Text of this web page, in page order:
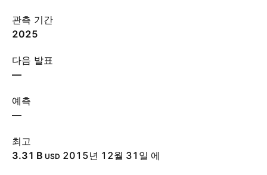
관측 기간
2025
다음 발표
—
예측
—
최고
‪3.31 B‬ USD 2015년 12월 31일 에